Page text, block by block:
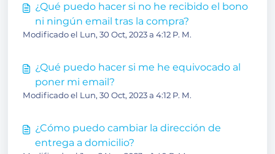
¿Qué puedo hacer si no he recibido el bono
ni ningún email tras la compra?
Modificado el Lun, 30 Oct, 2023 a 4:12 P. M.
¿Qué puedo hacer si me he equivocado al
poner mi email?
Modificado el Lun, 30 Oct, 2023 a 4:12 P. M.
¿Cómo puedo cambiar la dirección de
entrega a domicilio?